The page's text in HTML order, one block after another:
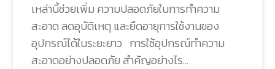
เหล่านี้ช่วยเพิ่ม ความปลอดภัยในการทำความ
สะอาด ลดอุบัติเหตุ และยืดอายุการใช้งานของ
อุปกรณ์ได้ในระยะยาว การใช้อุปกรณ์ทำความ
สะอาดอย่างปลอดภัย สำคัญอย่างไร…